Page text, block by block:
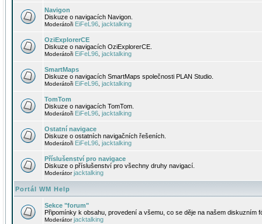
Navigon
Diskuze o navigacích Navigon.
Moderátoři EiFeL96 jacktalking
OziExplorerCE
Diskuze o navigacích OziExplorerCE.
Moderátoři EiFeL96 jacktalking
SmartMaps
Diskuze o navigacích SmartMaps společnosti PLAN Studio.
Moderátoři EiFeL96 jacktalking
TomTom
Diskuze o navigacích TomTom.
Moderátoři EiFeL96 jacktalking
Ostatní navigace
Diskuze o ostatních navigačních řešeních.
Moderátoři EiFeL96 jacktalking
Příslušenství pro navigace
Diskuze o příslušenství pro všechny druhy navigací.
Moderátorjacktalking
Portál WM Help
Sekce "forum"
Připomínky k obsahu, provedení a všemu, co se děje na našem diskuzním
Moderátorjacktalking